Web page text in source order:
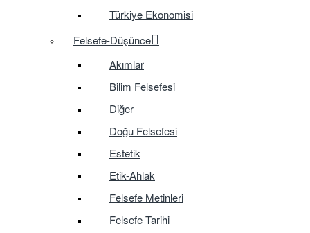
Türkiye Ekonomisi
Felsefe-Düşünce
Akımlar
Bilim Felsefesi
Diğer
Doğu Felsefesi
Estetik
Etik-Ahlak
Felsefe Metinleri
Felsefe Tarihi